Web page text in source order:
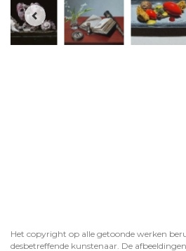
Het copyright op alle getoonde werken
desbetreffende kunstenaar. De